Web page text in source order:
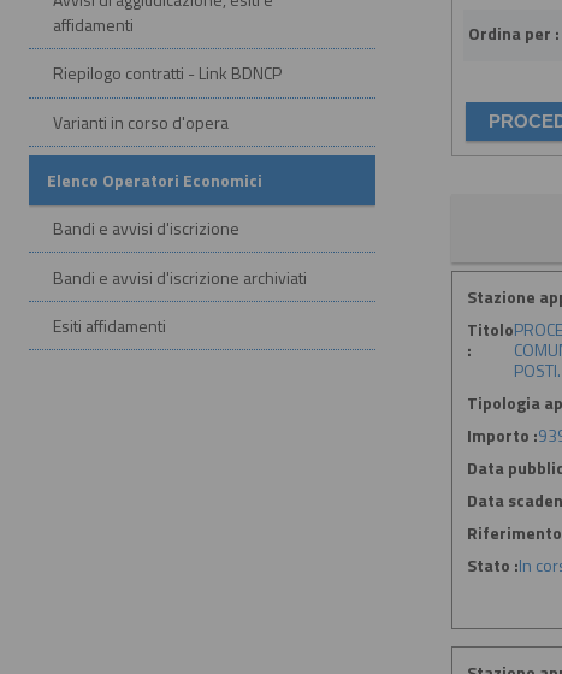
affidamenti
Riepilogo contratti - Link BDNCP
Varianti in corso d'opera
Elenco Operatori Economici
Bandi e avvisi d'iscrizione
Bandi e avvisi d'iscrizione archiviati
Esiti affidamenti
Ordina per :
Stazione
Titolo
:
Tipologia
Importo :
Data
Data
Stato :In